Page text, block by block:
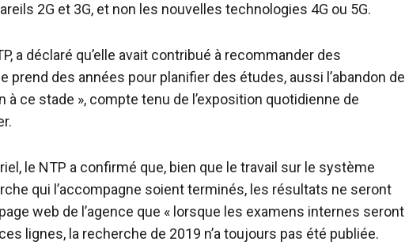
2G et 3G, et non les nouvelles technologies 4G ou 5G.
a déclaré qu’elle avait contribué à recommander des
prend des années pour planifier des études, aussi l’abandon de
ce stade », compte tenu de l’exposition quotidienne de
le NTP a confirmé que, bien que le travail sur le système
qui l’accompagne soient terminés, les résultats ne seront
web de l’agence que « lorsque les examens internes seront
lignes, la recherche de 2019 n’a toujours pas été publiée.